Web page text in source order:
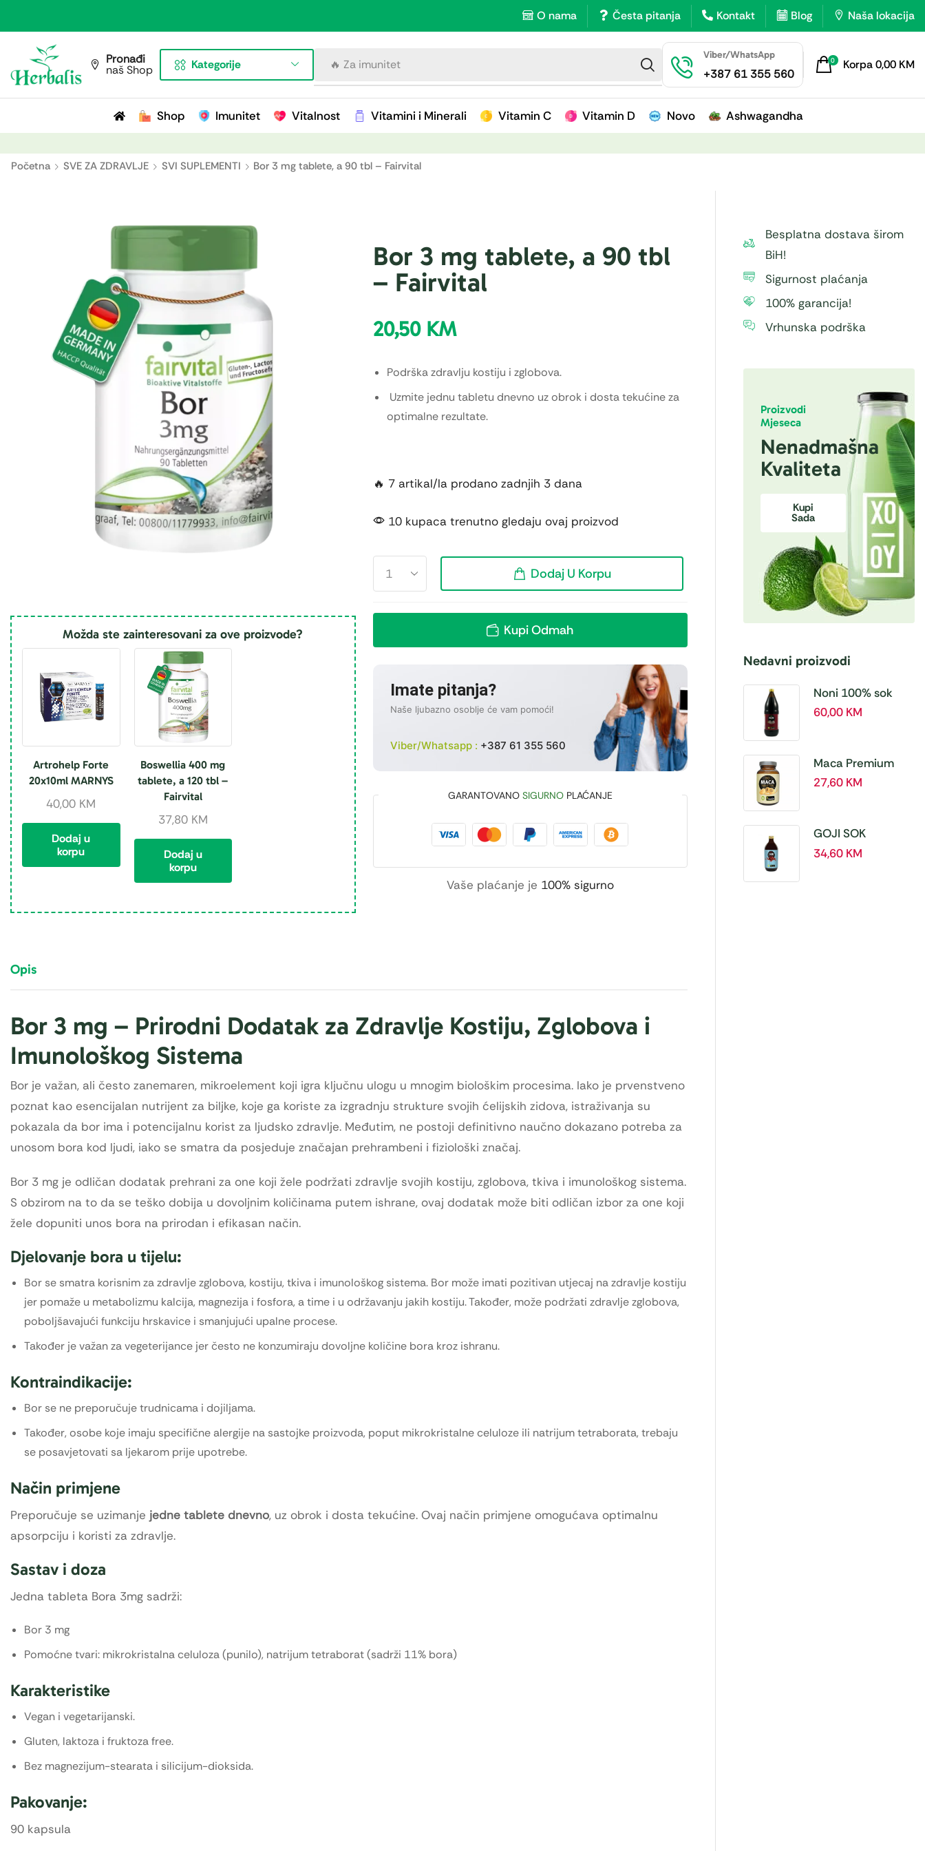
O nama Česta pitanja Kontakt Blog Naša lokacija
Pronađi
naš Shop Kategorije 🔥 Za imunitet
Viber/WhatsApp
+387 61 355 560
0 Korpa0,00 KM
Shop Imunitet Vitalnost Vitamini i Minerali Vitamin C Vitamin D Novo Ashwagandha
Početna SVE ZA ZDRAVLJE SVI SUPLEMENTI Bor 3 mg tablete, a 90 tbl – Fairvital
Možda ste zainteresovani za ove proizvode?
Artrohelp Forte
20x10ml MARNYS
40,00 KM
Dodaj u
korpu
Boswellia 400 mg
tablete, a 120 tbl –
Fairvital
37,80 KM
Dodaj u
korpu
Bor 3 mg tablete, a 90 tbl
– Fairvital
20,50 KM
Podrška zdravlju kostiju i zglobova.
Uzmite jednu tabletu dnevno uz obrok i dosta tekućine za
optimalne rezultate.
🔥 7 artikal/la prodano zadnjih 3 dana
10 kupaca trenutno gledaju ovaj proizvod
Dodaj U Korpu
Kupi Odmah
Imate pitanja?
Naše ljubazno osoblje će vam pomoći!
Viber/Whatsapp : +387 61 355 560
GARANTOVANO SIGURNOPLAĆANJE
Vaše plaćanje je 100% sigurno
Opis
Bor 3 mg – Prirodni Dodatak za Zdravlje Kostiju, Zglobova i
Imunološkog Sistema
Bor je važan, ali često zanemaren, mikroelement koji igra ključnu ulogu u mnogim biološkim procesima. Iako je prvenstveno
poznat kao esencijalan nutrijent za biljke, koje ga koriste za izgradnju strukture svojih ćelijskih zidova, istraživanja su
pokazala da bor ima i potencijalnu korist za ljudsko zdravlje. Međutim, ne postoji definitivno naučno dokazano potreba za
unosom bora kod ljudi, iako se smatra da posjeduje značajan prehrambeni i fiziološki značaj.
Bor 3 mg je odličan dodatak prehrani za one koji žele podržati zdravlje svojih kostiju, zglobova, tkiva i imunološkog sistema.
S obzirom na to da se teško dobija u dovoljnim količinama putem ishrane, ovaj dodatak može biti odličan izbor za one koji
žele dopuniti unos bora na prirodan i efikasan način.
Djelovanje bora u tijelu:
Bor se smatra korisnim za zdravlje zglobova, kostiju, tkiva i imunološkog sistema. Bor može imati pozitivan utjecaj na zdravlje kostiju
jer pomaže u metabolizmu kalcija, magnezija i fosfora, a time i u održavanju jakih kostiju. Također, može podržati zdravlje zglobova,
poboljšavajući funkciju hrskavice i smanjujući upalne procese.
Također je važan za vegeterijance jer često ne konzumiraju dovoljne količine bora kroz ishranu.
Kontraindikacije:
Bor se ne preporučuje trudnicama i dojiljama.
Također, osobe koje imaju specifične alergije na sastojke proizvoda, poput mikrokristalne celuloze ili natrijum tetraborata, trebaju
se posavjetovati sa ljekarom prije upotrebe.
Način primjene
Preporučuje se uzimanje jedne tablete dnevno, uz obrok i dosta tekućine. Ovaj način primjene omogućava optimalnu
apsorpciju i koristi za zdravlje.
Sastav i doza
Jedna tableta Bora 3mg sadrži:
Bor 3 mg
Pomoćne tvari: mikrokristalna celuloza (punilo), natrijum tetraborat (sadrži 11% bora)
Karakteristike
Vegan i vegetarijanski.
Gluten, laktoza i fruktoza free.
Bez magnezijum-stearata i silicijum-dioksida.
Pakovanje:
90 kapsula
Besplatna dostava širom
BiH!
Sigurnost plaćanja
100% garancija!
Vrhunska podrška
Proizvodi
Mjeseca
Nenadmašna
Kvaliteta
Kupi
Sada
Nedavni proizvodi
Noni 100% sok
BIO, a 1L – Hanoju
60,00 KM
Maca Premium
BIO 500 mg
27,60 KM
GOJI SOK
PREMIUM 100% a
34,60 KM